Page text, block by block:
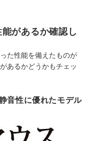
があるか確認し
た性能を備えたものが
あるかどうかもチェッ
音性に優れたモデル